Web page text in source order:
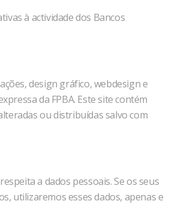
à actividade dos Bancos
design gráfico, webdesign e
da FPBA. Este site contém
ou distribuídas salvo com
a dados pessoais. Se os seus
utilizaremos esses dados, apenas e